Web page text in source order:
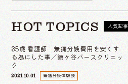
HOT TOPICS 人気記事
2021.10.01 無痛分娩体験談
35歳 看護師 無痛分娩費用を安くす
る為にした事／鎌ヶ谷バースクリニッ
ク